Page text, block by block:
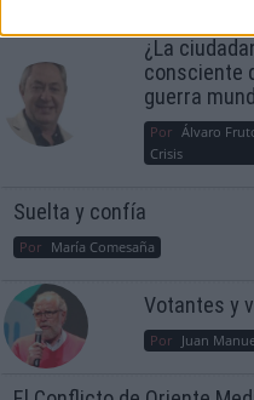
¿La
consciente
guerra
Por Álvaro
Crisis
Suelta y confía
Por María Comesaña
Votantes y
Por Juan